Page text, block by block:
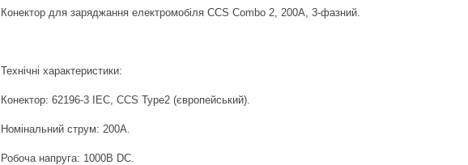
Конектор для заряджання електромобіля CCS Combo 2, 200A, 3-фазний.
Технічні характеристики:
Конектор: 62196-3 IEC, CCS Type2 (європейський).
Номінальний струм: 200А.
Робоча напруга: 1000В DC.